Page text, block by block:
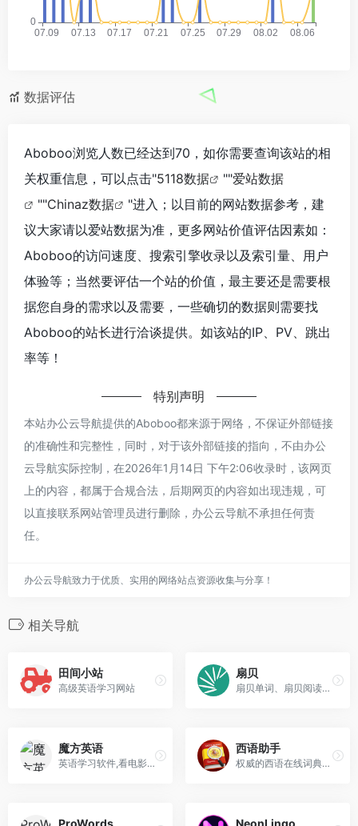
数据评估
Aboboo浏览人数已经达到70，如你需要查询该站的相
关权重信息，可以点击"5118数据 ""爱站数据
""Chinaz数据
"进入；以目前的网站数据参考，建
议大家请以爱站数据为准，更多网站价值评估因素如：
Aboboo的访问速度、搜索引擎收录以及索引量、用户
体验等；当然要评估一个站的价值，最主要还是需要根
据您自身的需求以及需要，一些确切的数据则需要找
Aboboo的站长进行洽谈提供。如该站的IP、PV、跳出
率等！
特别声明
本站办公云导航提供的Aboboo都来源于网络，不保证外部链接
的准确性和完整性，同时，对于该外部链接的指向，不由办公
云导航实际控制，在2026年1月14日 下午2:06收录时，该网页
上的内容，都属于合规合法，后期网页的内容如出现违规，可
以直接联系网站管理员进行删除，办公云导航不承担任何责
任。
办公云导航致力于优质、实用的网络站点资源收集与分享！
相关导航
田间小站
高级英语学习网站
扇贝
扇贝单词、扇贝阅读、扇贝听力、扇贝口语
魔方英语
英语学习软件,看电影学英语
西语助手
权威的西语在线词典，提供西语翻译、西语动词变位、西语输入法、西语学校课程学习、西语题库字典、西语背单词、西语入门听力发音等。